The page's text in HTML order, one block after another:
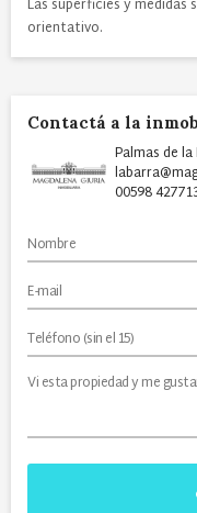
Las superficies y
orientativo.
Contactá a la
Palmas de
00598